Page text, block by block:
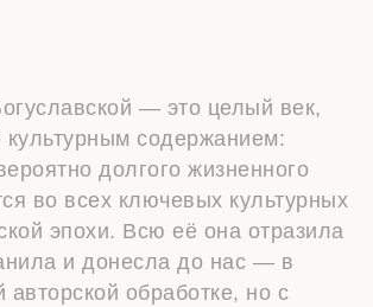
— это целый век,
содержанием:
долгого жизненного
во всех ключевых культурных
эпохи. Всю её она отразила
и донесла до нас — в
авторской обработке, но с